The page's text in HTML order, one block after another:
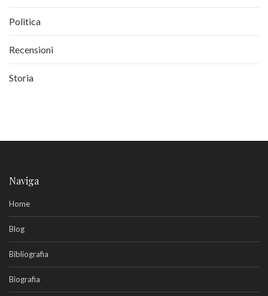
Politica
Recensioni
Storia
Naviga
Home
Blog
Bibliografia
Biografia